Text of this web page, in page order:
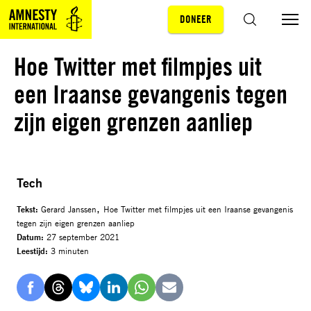
Sla navigatie over
DONEER
Tech
Tekst: Gerard Janssen, Hoe Twitter met filmpjes uit een Iraanse gevangenis
tegen zijn eigen grenzen aanliep
Datum: 27 september 2021
Leestijd: 3 minuten
DelenDelenDelenDelenDelenDelen
Hoe Twitter met filmpjes uit
een Iraanse gevangenis tegen
zijn eigen grenzen aanliep